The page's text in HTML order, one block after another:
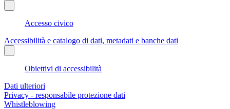
Accesso civico
Accessibilità e catalogo di dati, metadati e banche dati
Obiettivi di accessibilità
Dati ulteriori
Privacy - responsabile protezione dati
Whistleblowing